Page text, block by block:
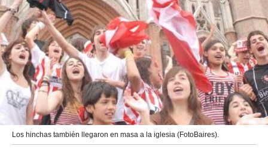
Los hinchas también llegaron en masa a la iglesia (FotoBaires).